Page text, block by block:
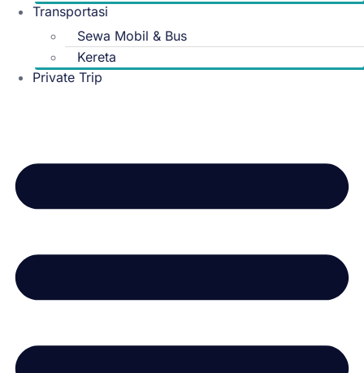
Transportasi
Sewa Mobil & Bus
Kereta
Private Trip